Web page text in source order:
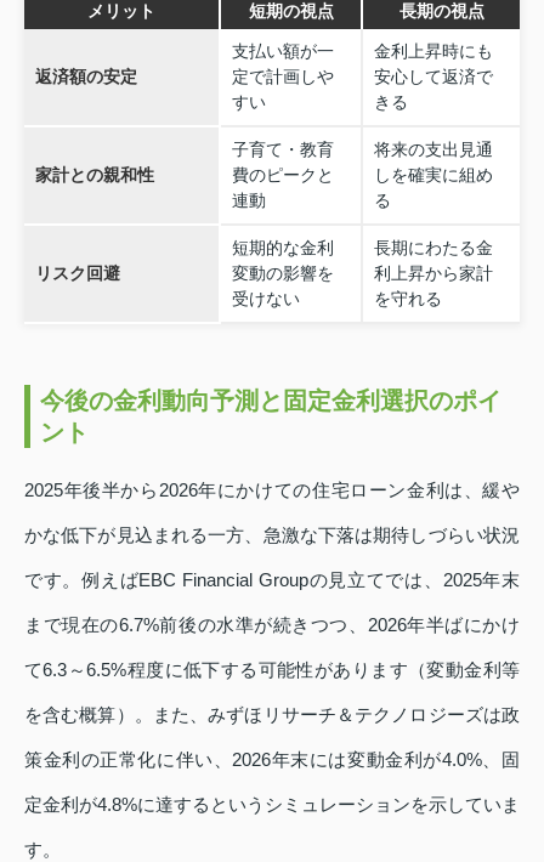
メリット 短期の視点 長期の視点
返済額の安定
支払い額が一
定で計画しや
すい
金利上昇時にも
安心して返済で
きる
家計との親和性
子育て・教育
費のピークと
連動
将来の支出見通
しを確実に組め
る
リスク回避
短期的な金利
変動の影響を
受けない
長期にわたる金
利上昇から家計
を守れる
今後の金利動向予測と固定金利選択のポイ
ント
2025年後半から2026年にかけての住宅ローン金利は、緩や
かな低下が見込まれる一方、急激な下落は期待しづらい状況
です。例えばEBC Financial Groupの見立てでは、2025年末
まで現在の6.7%前後の水準が続きつつ、2026年半ばにかけ
て6.3～6.5%程度に低下する可能性があります（変動金利等
を含む概算）。また、みずほリサーチ＆テクノロジーズは政
策金利の正常化に伴い、2026年末には変動金利が4.0%、固
定金利が4.8%に達するというシミュレーションを示していま
す。